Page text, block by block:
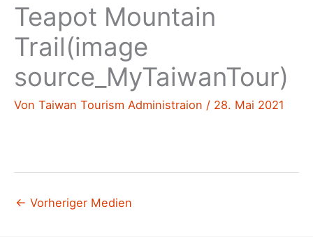
Teapot Mountain
Trail(image
source_MyTaiwanTour)
Von Taiwan Tourism Administraion / 28. Mai 2021
← Vorheriger Medien